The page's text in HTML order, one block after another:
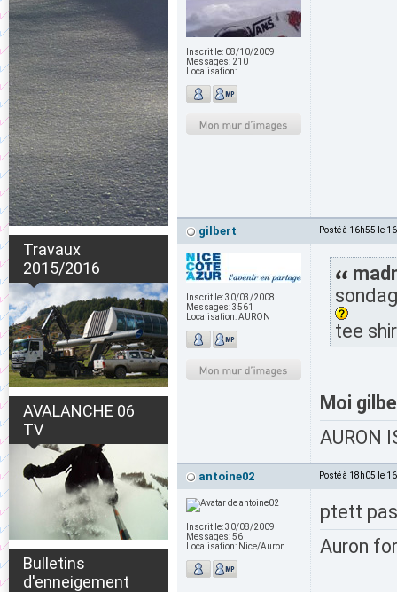
Travaux
2015/2016
AVALANCHE 06
TV
Bulletins
d'enneigement
Inscrit le: 08/10/2009
Messages: 210
Localisation:
gilbert Posté à 16h55 le
Inscrit le:30/03/2008
Messages:3561
Localisation:AURON
tee
Moi
AURON
antoine02 Posté à 18h05 le
Inscrit le:30/08/2009
Messages:56
Localisation: Nice/Auron
ptett
Auron